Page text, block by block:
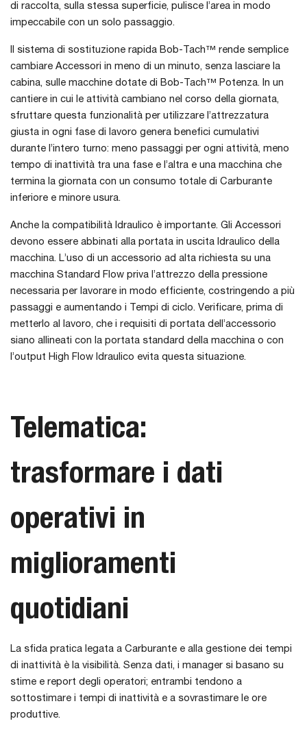
di raccolta, sulla stessa superficie, pulisce l’area in modo
impeccabile con un solo passaggio.
Il sistema di sostituzione rapida Bob-Tach™ rende semplice
cambiare Accessori in meno di un minuto, senza lasciare la
cabina, sulle macchine dotate di Bob-Tach™ Potenza. In un
cantiere in cui le attività cambiano nel corso della giornata,
sfruttare questa funzionalità per utilizzare l’attrezzatura
giusta in ogni fase di lavoro genera benefici cumulativi
durante l’intero turno: meno passaggi per ogni attività, meno
tempo di inattività tra una fase e l’altra e una macchina che
termina la giornata con un consumo totale di Carburante
inferiore e minore usura.
Anche la compatibilità Idraulico è importante. Gli Accessori
devono essere abbinati alla portata in uscita Idraulico della
macchina. L’uso di un accessorio ad alta richiesta su una
macchina Standard Flow priva l’attrezzo della pressione
necessaria per lavorare in modo efficiente, costringendo a più
passaggi e aumentando i Tempi di ciclo. Verificare, prima di
metterlo al lavoro, che i requisiti di portata dell’accessorio
siano allineati con la portata standard della macchina o con
l’output High Flow Idraulico evita questa situazione.
Telematica:
trasformare i dati
operativi in
miglioramenti
quotidiani
La sfida pratica legata a Carburante e alla gestione dei tempi
di inattività è la visibilità. Senza dati, i manager si basano su
stime e report degli operatori; entrambi tendono a
sottostimare i tempi di inattività e a sovrastimare le ore
produttive.